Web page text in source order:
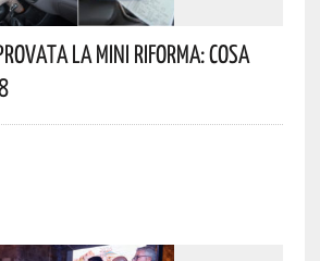
La Mini Riforma: Cosa